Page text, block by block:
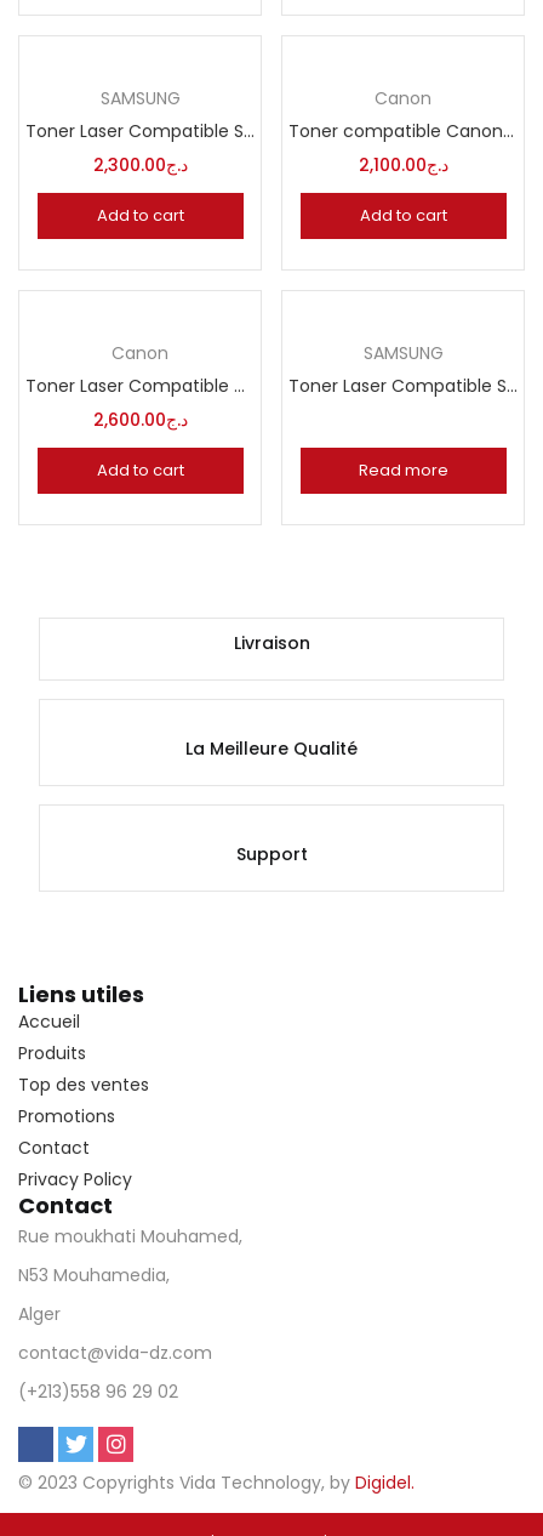
SAMSUNG
Toner Laser Compatible Samsung SCX-D 4200 A
د.ج2,300.00
Add to cart
Canon
Toner compatible Canon 047
د.ج2,100.00
Add to cart
Canon
Toner Laser Compatible Canon CRG-052
د.ج2,600.00
Add to cart
SAMSUNG
Toner Laser Compatible Samsung MLT D1043S
Read more
Livraison
La Meilleure Qualité
Support
Liens utiles
Accueil
Produits
Top des ventes
Promotions
Contact
Privacy Policy
Contact
Rue moukhati Mouhamed,
N53 Mouhamedia,
Alger
contact@vida-dz.com
(+213)558 96 29 02
© 2023 Copyrights Vida Technology, by Digidel.